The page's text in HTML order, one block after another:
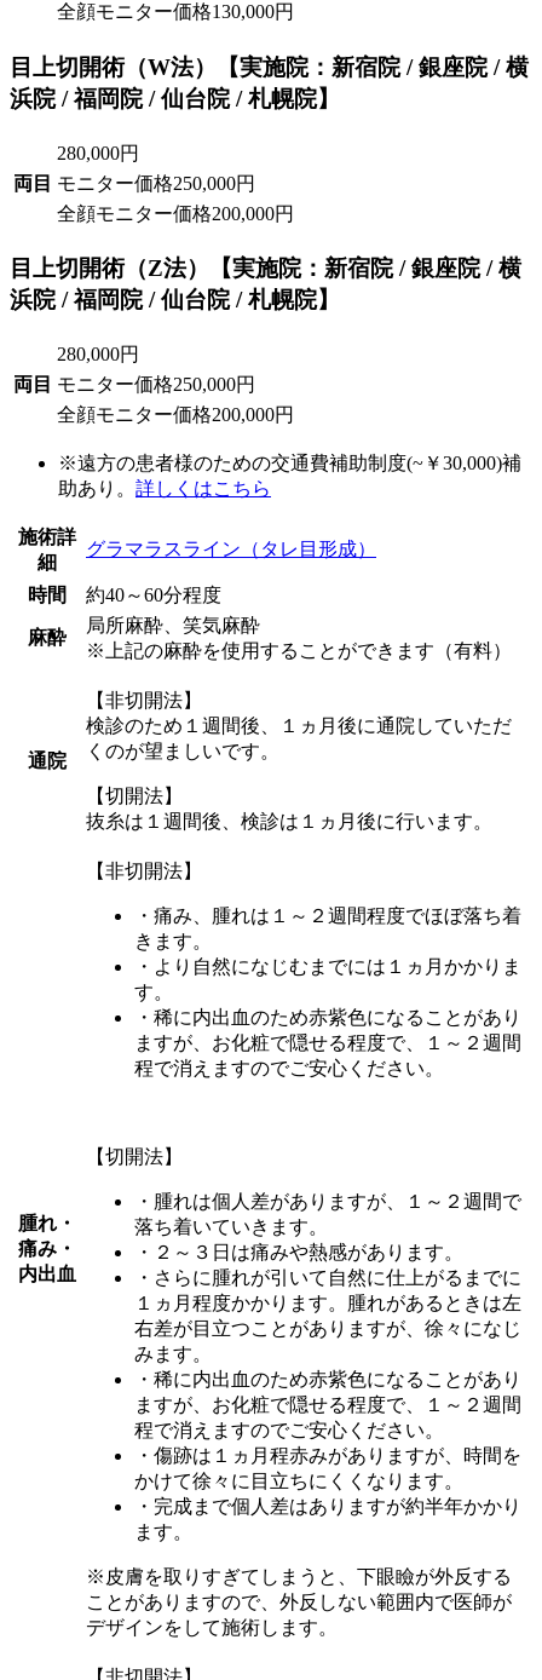
全顔モニター価格130,000円
目上切開術（W法）
【実施院：新宿院 / 銀座院 / 横
浜院 / 福岡院 / 仙台院 / 札幌院】
両目
280,000円
モニター価格250,000円
全顔モニター価格200,000円
目上切開術（Z法）
【実施院：新宿院 / 銀座院 / 横
浜院 / 福岡院 / 仙台院 / 札幌院】
両目
280,000円
モニター価格250,000円
全顔モニター価格200,000円
※遠方の患者様のための交通費補助制度(~￥30,000)補
助あり。 詳しくはこちら
施術詳
細
グラマラスライン（タレ目形成）
時間 約40～60分程度
麻酔
局所麻酔、笑気麻酔
※上記の麻酔を使用することができます（有料）
通院
【非切開法】
検診のため１週間後、１ヵ月後に通院していただ
くのが望ましいです。
【切開法】
抜糸は１週間後、検診は１ヵ月後に行います。
腫れ・
痛み・
内出血
【非切開法】
・痛み、腫れは１～２週間程度でほぼ落ち着
きます。
・より自然になじむまでには１ヵ月かかりま
す。
・稀に内出血のため赤紫色になることがあり
ますが、お化粧で隠せる程度で、１～２週間
程で消えますのでご安心ください。
【切開法】
・腫れは個人差がありますが、１～２週間で
落ち着いていきます。
・２～３日は痛みや熱感があります。
・さらに腫れが引いて自然に仕上がるまでに
１ヵ月程度かかります。腫れがあるときは左
右差が目立つことがありますが、徐々になじ
みます。
・稀に内出血のため赤紫色になることがあり
ますが、お化粧で隠せる程度で、１～２週間
程で消えますのでご安心ください。
・傷跡は１ヵ月程赤みがありますが、時間を
かけて徐々に目立ちにくくなります。
・完成まで個人差はありますが約半年かかり
ます。
※皮膚を取りすぎてしまうと、下眼瞼が外反する
ことがありますので、外反しない範囲内で医師が
デザインをして施術します。